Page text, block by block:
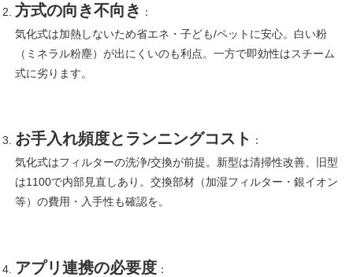
方式の向き不向き ：
気化式は加熱しないため省エネ・子ども/ペットに安心。白い粉
（ミネラル粉塵）が出にくいのも利点。一方で即効性はスチーム
式に劣ります。
お手入れ頻度とランニングコスト
：
気化式はフィルターの洗浄/交換が前提。新型は清掃性改善、旧型
は1100で内部見直しあり。交換部材（加湿フィルター・銀イオン
等）の費用・入手性も確認を。
アプリ連携の必要度：